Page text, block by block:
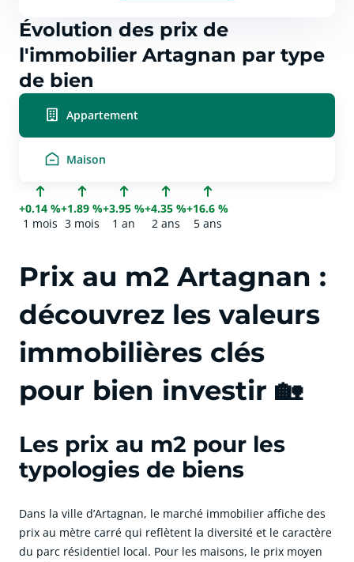
Évolution des prix de
l'immobilier Artagnan par type
de bien
Appartement
Maison
+0.14 %
1 mois
+1.89 %
3 mois
+3.95 %
1 an
+4.35 %
2 ans
+16.6 %
5 ans
Prix au m2 Artagnan :
découvrez les valeurs
immobilières clés
pour bien investir 🏡
Les prix au m2 pour les
typologies de biens
Dans la ville d’Artagnan, le marché immobilier affiche des
prix au mètre carré qui reflètent la diversité et le caractère
du parc résidentiel local. Pour les maisons, le prix moyen